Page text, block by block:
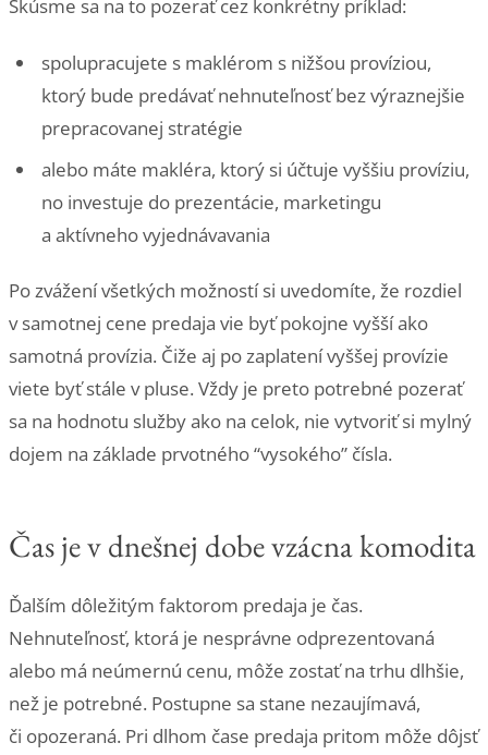
Skúsme sa na to pozerať cez konkrétny príklad:
spolupracujete s maklérom s nižšou províziou,
ktorý bude predávať nehnuteľnosť bez výraznejšie
prepracovanej stratégie
alebo máte makléra, ktorý si účtuje vyššiu províziu,
no investuje do prezentácie, marketingu
a aktívneho vyjednávavania
Po zvážení všetkých možností si uvedomíte, že rozdiel
v samotnej cene predaja vie byť pokojne vyšší ako
samotná provízia. Čiže aj po zaplatení vyššej provízie
viete byť stále v pluse. Vždy je preto potrebné pozerať
sa na hodnotu služby ako na celok, nie vytvoriť si mylný
dojem na základe prvotného “vysokého” čísla.
Čas je v dnešnej dobe vzácna komodita
Ďalším dôležitým faktorom predaja je čas.
Nehnuteľnosť, ktorá je nesprávne odprezentovaná
alebo má neúmernú cenu, môže zostať na trhu dlhšie,
než je potrebné. Postupne sa stane nezaujímavá,
či opozeraná. Pri dlhom čase predaja pritom môže dôjsť